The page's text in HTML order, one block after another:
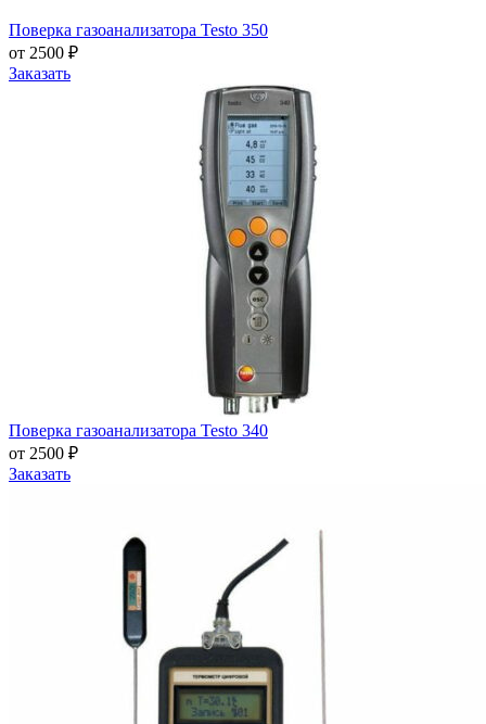
Поверка газоанализатора Testo 350
от 2500 ₽
Заказать
Поверка газоанализатора Testo 340
от 2500 ₽
Заказать